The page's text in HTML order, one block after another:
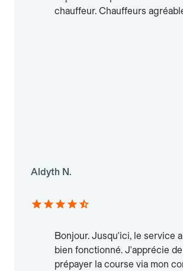
chauffeur. Chauffeurs
Aldyth N.
Bonjour. Jusqu'ici, le service
bien fonctionné. J'apprécie de
prépayer la course via mon